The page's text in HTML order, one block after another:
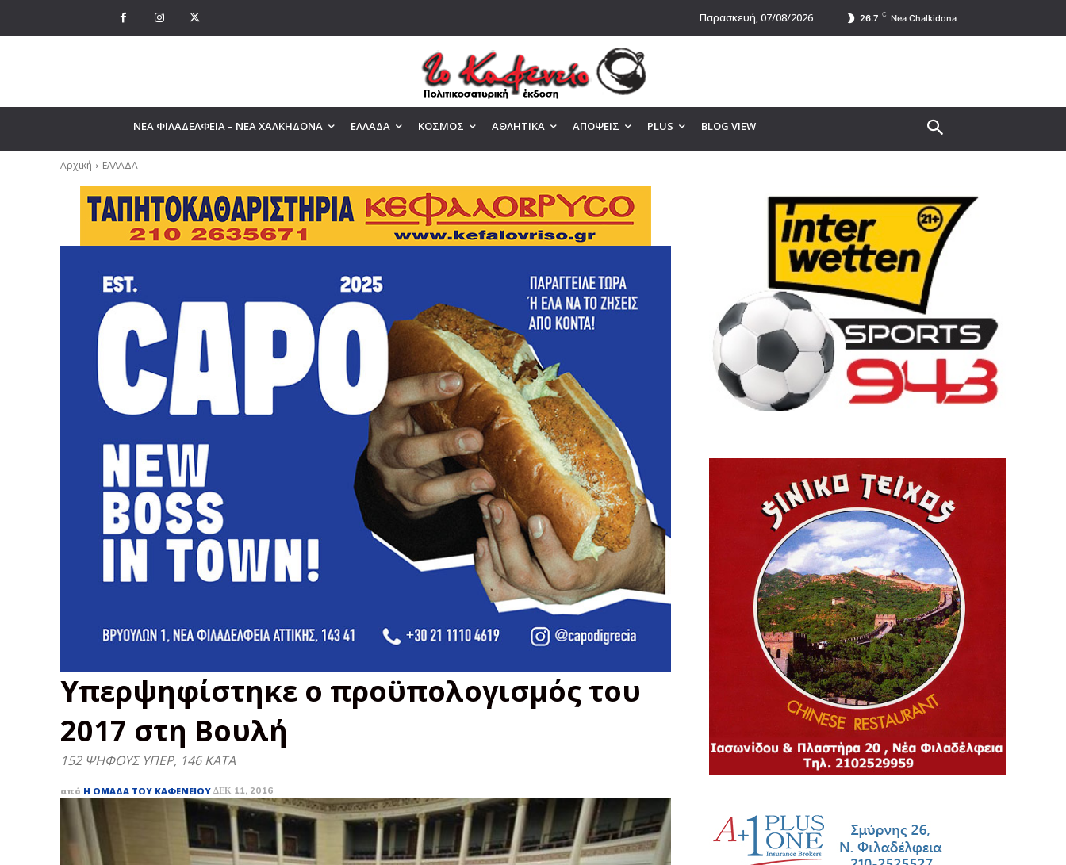
26.7 C Nea Chalkidona
Παρασκευή, 07/08/2026
ΝΕΑ ΦΙΛΑΔΕΛΦΕΙΑ – ΝΕΑ ΧΑΛΚΗΔΟΝΑ ΕΛΛΑΔΑ ΚΟΣΜΟΣ ΑΘΛΗΤΙΚΑ ΑΠΟΨΕΙΣ PLUS BLOG VIEW
Αρχική ΕΛΛΑΔΑ
Υπερψηφίστηκε ο προϋπολογισμός του
2017 στη Βουλή
152 ΨΗΦΟΥΣ ΥΠΕΡ, 146 ΚΑΤΑ
από Η ΟΜΆΔΑ ΤΟΥ ΚΑΦΕΝΕΊΟΥ ΔΕΚ 11, 2016